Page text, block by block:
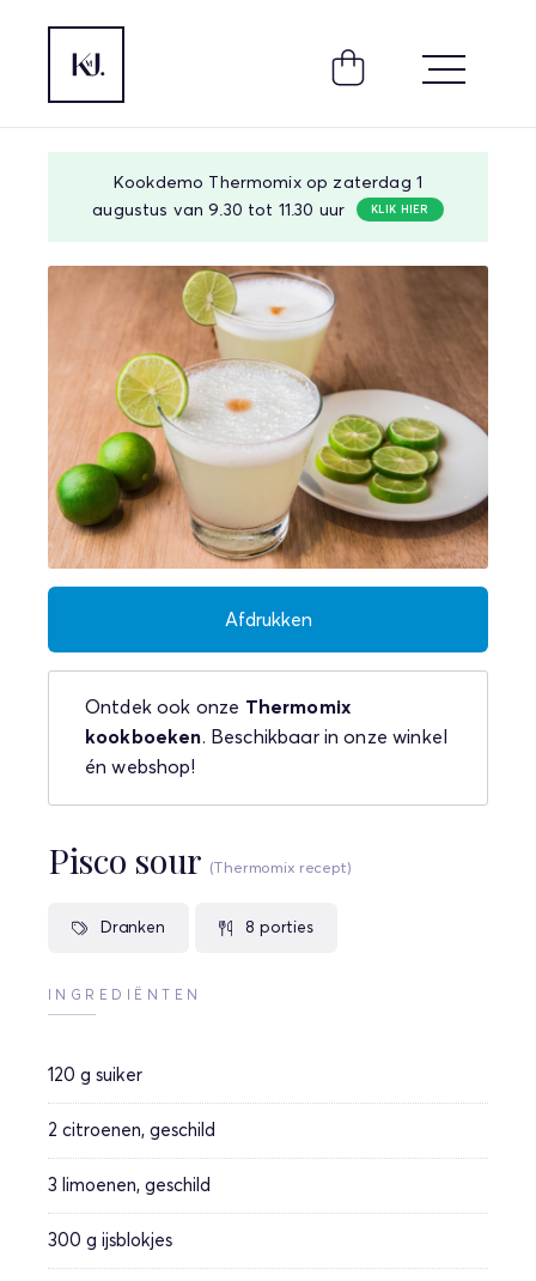
Kookdemo Thermomix op zaterdag 1
augustus van 9.30 tot 11.30 uur
KLIK HIER
Afdrukken
Ontdek ook onze Thermomix
kookboeken. Beschikbaar in onze winkel
én webshop!
Pisco sour (Thermomix recept)
Dranken 8 porties
INGREDIËNTEN
120 g suiker
2 citroenen, geschild
3 limoenen, geschild
300 g ijsblokjes